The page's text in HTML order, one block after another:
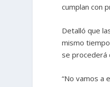
cumplan con
Detalló que
mismo
se procederá
“No vamos a